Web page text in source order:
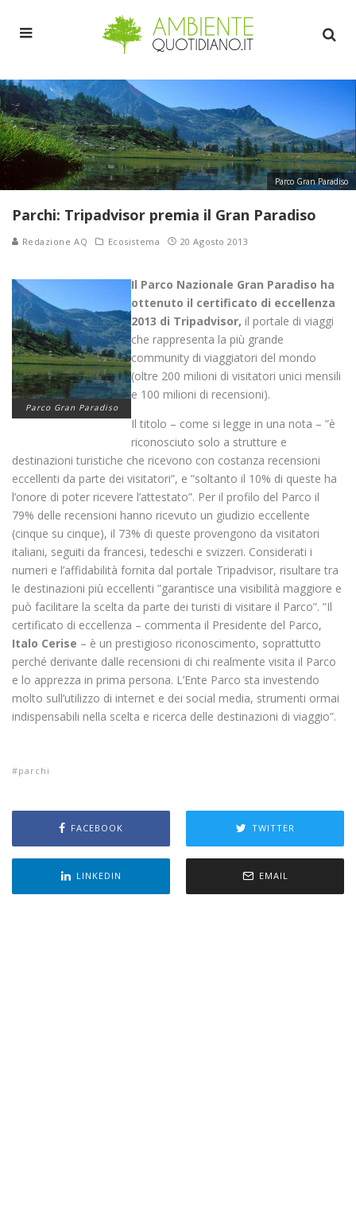
Parco Gran Paradiso
Parchi: Tripadvisor premia il Gran Paradiso
Redazione AQ Ecosistema 20 Agosto 2013
Parco Gran Paradiso
Il Parco Nazionale Gran Paradiso ha
ottenuto il certificato di eccellenza
2013 di Tripadvisor, il portale di viaggi
che rappresenta la più grande
community di viaggiatori del mondo
(oltre 200 milioni di visitatori unici mensili
e 100 milioni di recensioni).
Il titolo – come si legge in una nota – ”è
riconosciuto solo a strutture e
destinazioni turistiche che ricevono con costanza recensioni
eccellenti da parte dei visitatori”, e ”soltanto il 10% di queste ha
l’onore di poter ricevere l’attestato”. Per il profilo del Parco il
79% delle recensioni hanno ricevuto un giudizio eccellente
(cinque su cinque), il 73% di queste provengono da visitatori
italiani, seguiti da francesi, tedeschi e svizzeri. Considerati i
numeri e l’affidabilità fornita dal portale Tripadvisor, risultare tra
le destinazioni più eccellenti ”garantisce una visibilità maggiore e
può facilitare la scelta da parte dei turisti di visitare il Parco”. ”Il
certificato di eccellenza – commenta il Presidente del Parco,
Italo Cerise – è un prestigioso riconoscimento, soprattutto
perché derivante dalle recensioni di chi realmente visita il Parco
e lo apprezza in prima persona. L’Ente Parco sta investendo
molto sull’utilizzo di internet e dei social media, strumenti ormai
indispensabili nella scelta e ricerca delle destinazioni di viaggio”.
parchi
FACEBOOK TWITTER
LINKEDIN EMAIL